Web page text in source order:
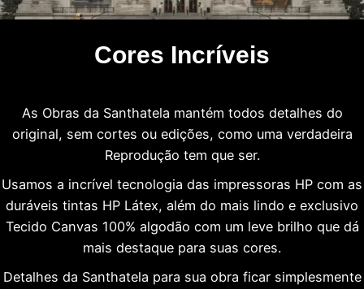
Cores Incríveis
As Obras da Santhatela mantém todos detalhes do
original, sem cortes ou edições, como uma verdadeira
Reprodução tem que ser.
Usamos a incrível tecnologia das impressoras HP com as
duráveis tintas HP Látex, além do mais lindo e exclusivo
Tecido Canvas 100% algodão com um leve brilho que dá
mais destaque para suas cores.
Detalhes da Santhatela para sua obra ficar simplesmente